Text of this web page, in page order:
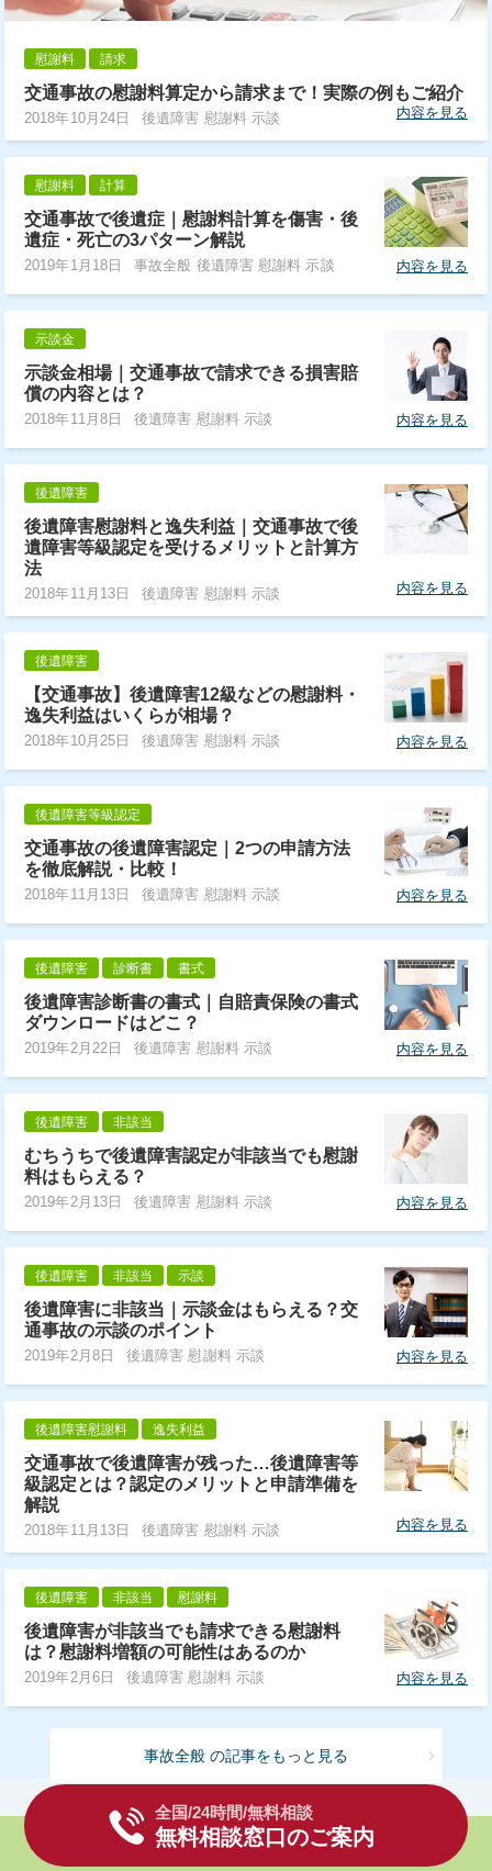
慰謝料 請求
交通事故の慰謝料算定から請求まで！実際の例もご紹介
2018年10月24日 後遺障害 慰謝料 示談 内容を見る
慰謝料 計算
交通事故で後遺症｜慰謝料計算を傷害・後
遺症・死亡の3パターン解説
2019年1月18日 事故全般 後遺障害 慰謝料 示談 内容を見る
示談金
示談金相場｜交通事故で請求できる損害賠
償の内容とは？
2018年11月8日 後遺障害 慰謝料 示談 内容を見る
後遺障害
後遺障害慰謝料と逸失利益｜交通事故で後
遺障害等級認定を受けるメリットと計算方
法
2018年11月13日 後遺障害 慰謝料 示談 内容を見る
後遺障害
【交通事故】後遺障害12級などの慰謝料・
逸失利益はいくらが相場？
2018年10月25日 後遺障害 慰謝料 示談 内容を見る
後遺障害等級認定
交通事故の後遺障害認定｜2つの申請方法
を徹底解説・比較！
2018年11月13日 後遺障害 慰謝料 示談 内容を見る
後遺障害 診断書 書式
後遺障害診断書の書式｜自賠責保険の書式
ダウンロードはどこ？
2019年2月22日 後遺障害 慰謝料 示談 内容を見る
後遺障害 非該当
むちうちで後遺障害認定が非該当でも慰謝
料はもらえる？
2019年2月13日 後遺障害 慰謝料 示談 内容を見る
後遺障害 非該当 示談
後遺障害に非該当｜示談金はもらえる？交
通事故の示談のポイント
2019年2月8日 後遺障害 慰謝料 示談 内容を見る
後遺障害慰謝料 逸失利益
交通事故で後遺障害が残った…後遺障害等
級認定とは？認定のメリットと申請準備を
解説
2018年11月13日 後遺障害 慰謝料 示談 内容を見る
後遺障害 非該当 慰謝料
後遺障害が非該当でも請求できる慰謝料
は？慰謝料増額の可能性はあるのか
2019年2月6日 後遺障害 慰謝料 示談 内容を見る
事故全般 の記事をもっと見る
全国/24時間/無料相談
無料相談窓口のご案内